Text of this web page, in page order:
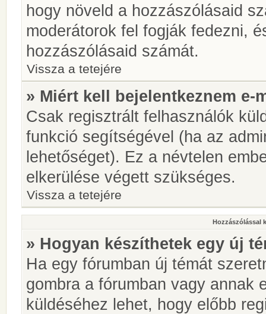
hogy növeld a hozzászólásaid
moderátorok fel fogják fedezni,
hozzászólásaid számát.
Vissza a tetejére
» Miért kell bejelentkeznem e-
Csak regisztrált felhasználók
funkció segítségével (ha az
lehetőséget). Ez a névtelen
elkerülése végett szükséges.
Vissza a tetejére
Hozzászólással
» Hogyan készíthetek egy új
Ha egy fórumban új témát
gombra a fórumban vagy annak
küldéséhez lehet, hogy előbb